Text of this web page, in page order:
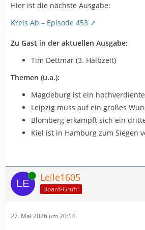
Hier ist die nächste Ausgabe:
Kreis Ab – Episode 453
Zu Gast in der aktuellen Ausgabe:
Tim Dettmar (3. Halbzeit)
Themen (u.a.):
Magdeburg ist ein
Leipzig muss auf ein großes
Blomberg erkämpft sich ein
Kiel ist in Hamburg zum Siegen
Online Lelle1605
Board-Grufti
27. Mai 2026 um 20:14